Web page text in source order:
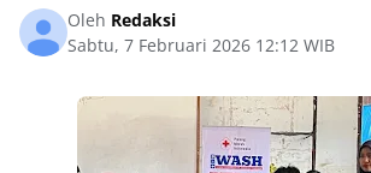
Oleh Redaksi
Sabtu, 7 Februari 2026 12:12 WIB